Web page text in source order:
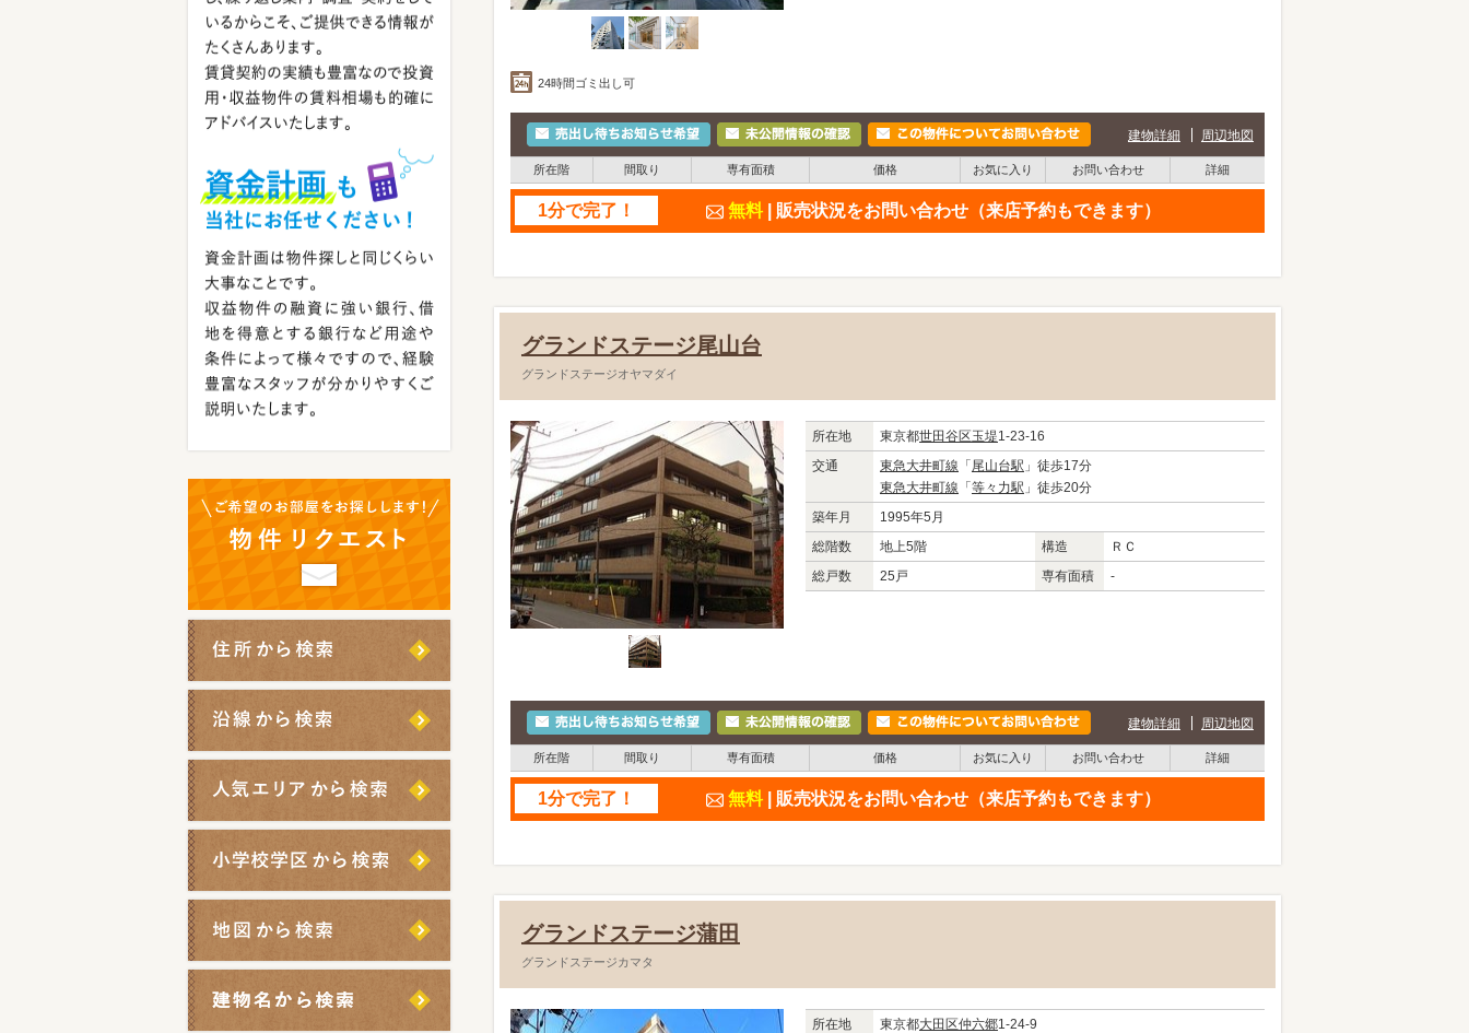
24時間ゴミ出し可
建物詳細 周辺地図
所在階 間取り 専有面積 価格 お気に入り お問い合わせ 詳細
1分で完了！ 無料 | 販売状況をお問い合わせ（来店予約もできます）
グランドステージ尾山台
グランドステージオヤマダイ
所在地 東京都世田谷区玉堤1-23-16
交通
東急大井町線 「 尾山台駅 」徒歩17分
東急大井町線 「 等々力駅 」徒歩20分
築年月
1995年5月
総階数
地上5階 構造
ＲＣ
総戸数
25戸 専有面積 -
建物詳細 周辺地図
所在階 間取り 専有面積 価格 お気に入り お問い合わせ 詳細
1分で完了！ 無料 | 販売状況をお問い合わせ（来店予約もできます）
グランドステージ蒲田
グランドステージカマタ
所在地 東京都大田区仲六郷1-24-9